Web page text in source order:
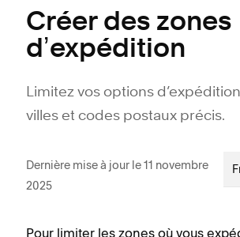
Créer des zones
dʼexpédition
Limitez vos options
villes et codes postaux précis.
Dernière mise à jour le 11 novembre
2025
Pour limiter les zones où vous